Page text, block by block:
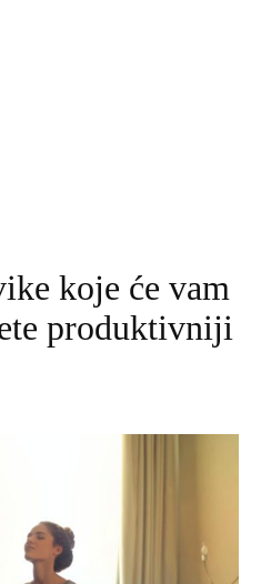
koje će vam
produktivniji